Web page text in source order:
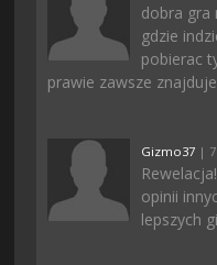
dobra gra
gdzie
pobierac
prawie zawsze
Gizmo37 |
opinii
lepszych